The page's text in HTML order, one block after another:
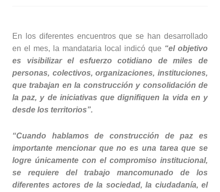
En los diferentes encuentros que se han desarrollado
en el mes, la mandataria local indicó que “el objetivo
es visibilizar el esfuerzo cotidiano de miles de
personas, colectivos, organizaciones, instituciones,
que trabajan en la construcción y consolidación de
la paz, y de iniciativas que dignifiquen la vida en y
desde los territorios”.
“Cuando hablamos de construcción de paz es
importante mencionar que no es una tarea que se
logre únicamente con el compromiso institucional,
se requiere del trabajo mancomunado de los
diferentes actores de la sociedad, la ciudadanía, el